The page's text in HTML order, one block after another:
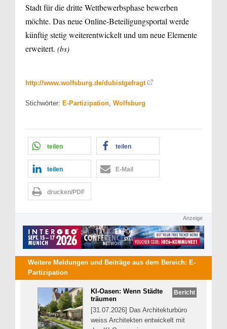
Stadt für die dritte Wettbewerbsphase bewerben
möchte. Das neue Online-Beteiligungsportal werde
künftig stetig weiterentwickelt und um neue Elemente
erweitert. (bs)
http://www.wolfsburg.de/dubistgefragt
Stichwörter: E-Partizipation, Wolfsburg
teilen teilen
teilen E-Mail
drucken/PDF
Anzeige
Weitere Meldungen und Beiträge aus dem Bereich: E-
Partizipation
Bericht
KI-Oasen: Wenn Städte
träumen
[31.07.2026] Das Architekturbüro
weiss Architekten entwickelt mit